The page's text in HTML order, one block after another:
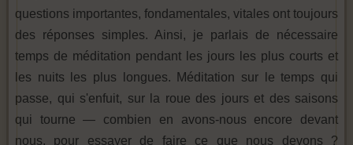
questions importantes, fondamentales, vitales ont toujours
des réponses simples. Ainsi, je parlais de nécessaire
temps de méditation pendant les jours les plus courts et
les nuits les plus longues. Méditation sur le temps qui
passe, qui s'enfuit, sur la roue des jours et des saisons
qui tourne — combien en avons-nous encore devant
nous, pour essayer de faire ce que nous devons ?